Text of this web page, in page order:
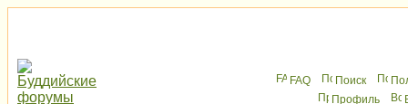
FAQ Поиск
Профиль